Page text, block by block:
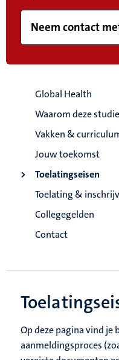
Neem contact
Global Health
Waarom deze
Vakken &
Jouw toekomst
Toelatingseisen
Toelating &
Collegegelden
Contact
Op deze pagina vind je
aanmeldingsproces